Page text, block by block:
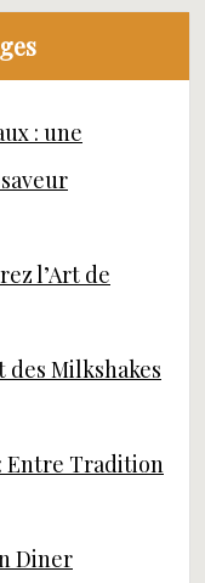
: une
l’Art de
des Milkshakes
Entre Tradition
Diner